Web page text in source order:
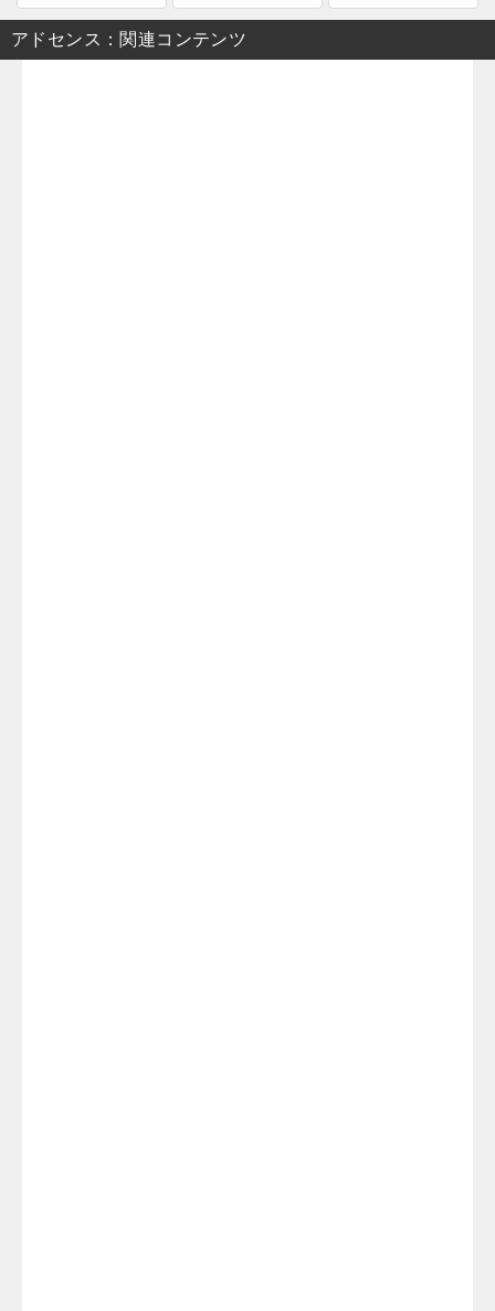
アドセンス：関連コンテンツ